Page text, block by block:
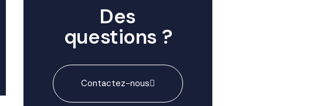
Des
questions ?
Contactez-nous